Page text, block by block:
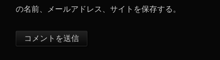
の名前、メールアドレス、サイトを保存する。